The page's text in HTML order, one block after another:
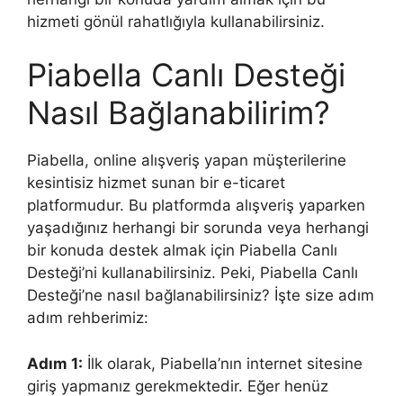
hizmeti gönül rahatlığıyla kullanabilirsiniz.
Piabella Canlı Desteği
Nasıl Bağlanabilirim?
Piabella, online alışveriş yapan müşterilerine
kesintisiz hizmet sunan bir e-ticaret
platformudur. Bu platformda alışveriş yaparken
yaşadığınız herhangi bir sorunda veya herhangi
bir konuda destek almak için Piabella Canlı
Desteği’ni kullanabilirsiniz. Peki, Piabella Canlı
Desteği’ne nasıl bağlanabilirsiniz? İşte size adım
adım rehberimiz:
Adım 1: İlk olarak, Piabella’nın internet sitesine
giriş yapmanız gerekmektedir. Eğer henüz